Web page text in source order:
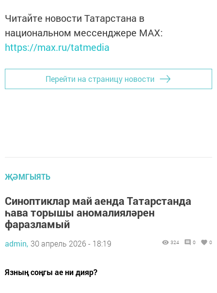
Читайте новости Татарстана в
национальном мессенджере MАХ:
https://max.ru/tatmedia
Перейти на страницу новости
ҖӘМГЫЯТЬ
Синоптиклар май аенда Татарстанда
һава торышы аномалияләрен
фаразламый
admin, 30 апрель 2026 - 18:19 324 0 0
Язның соңгы ае ни дияр?